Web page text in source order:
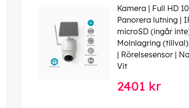
Kamera | Full HD
Panorera lutning |
microSD (ingår
Molnlagring (tillval)
| Rörelsesensor |
Vit
2401 kr